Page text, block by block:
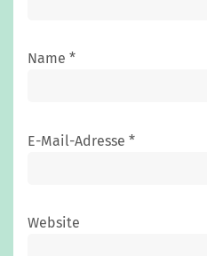
Name *
E-Mail-Adresse *
Website